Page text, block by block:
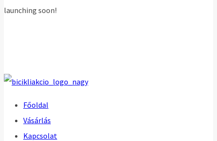
launching soon!
Főoldal
Vásárlás
Kapcsolat